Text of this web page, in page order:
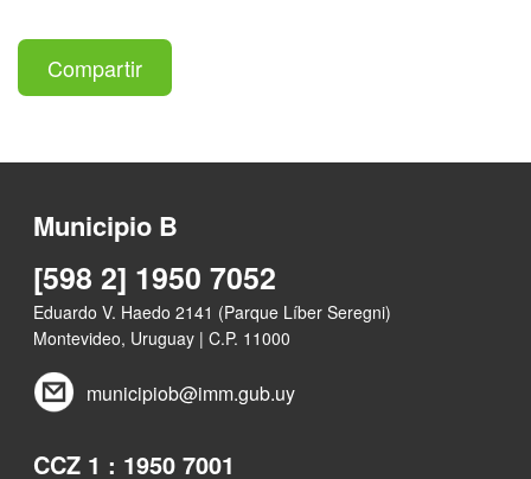
Compartir
Municipio B
[598 2] 1950 7052
Eduardo V. Haedo 2141 (Parque Líber Seregni)
Montevideo, Uruguay | C.P. 11000
municipiob@imm.gub.uy
CCZ 1 : 1950 7001